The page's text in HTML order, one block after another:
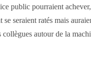
public pourraient
seraient ratés mais
autour de la